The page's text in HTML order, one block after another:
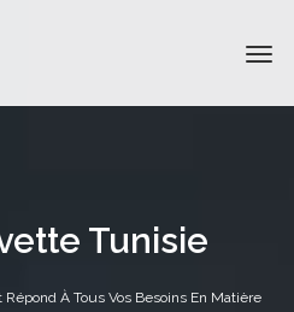
Tunisie
À Tous Vos Besoins En Matière